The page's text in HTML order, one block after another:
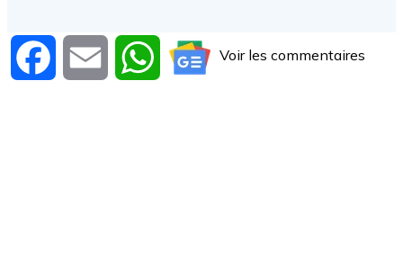
Facebook Email WhatsAppVoir les commentaires